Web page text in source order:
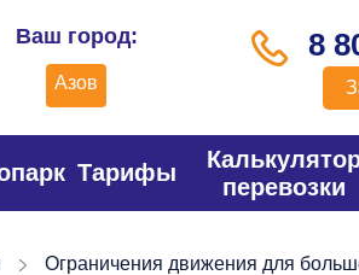
Ваш город:
Азов
8
Тарифы
перевозки
Ограничения движения для